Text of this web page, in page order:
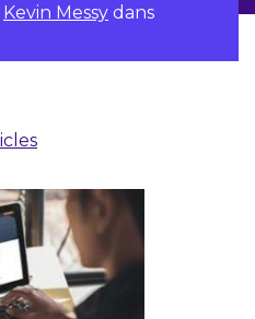
Kevin Messy dans